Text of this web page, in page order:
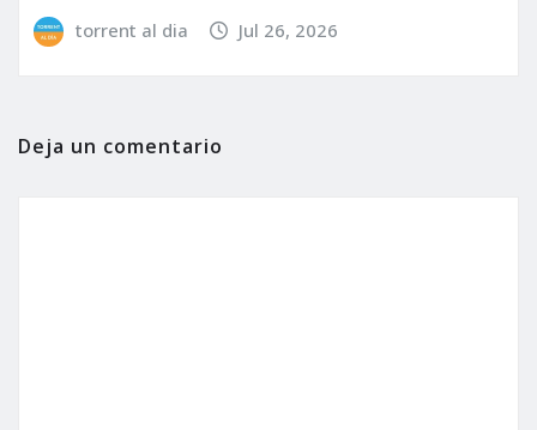
torrent al dia Jul 26, 2026
Deja un comentario